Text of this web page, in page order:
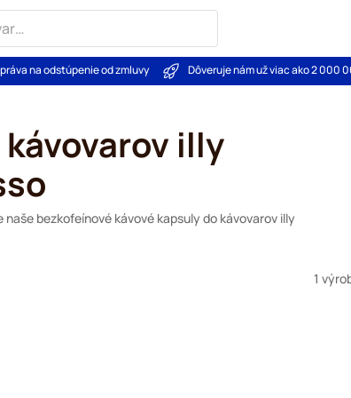
na odstúpenie od zmluvy Dôveruje nám už viac ako 2 000
illy
bezkofeínové kávové kapsuly do kávovarov illy
1